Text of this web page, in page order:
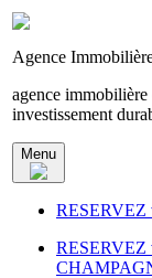
Agence
agence immobilière
investissement
Menu
RESERVEZ
RESERVEZ